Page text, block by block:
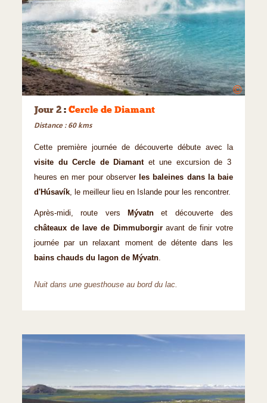
©
Jour 2 : Cercle de Diamant
Distance : 60 kms
Cette première journée de découverte débute avec la
visite du Cercle de Diamant et une excursion de 3
heures en mer pour observer les baleines dans la baie
d'Húsavík, le meilleur lieu en Islande pour les rencontrer.
Après-midi, route vers Mývatn et découverte des
châteaux de lave de Dimmuborgiravant de finir votre
journée par un relaxant moment de détente dans les
bains chauds du lagon de Mývatn.
Nuit dans une guesthouse au bord du lac.